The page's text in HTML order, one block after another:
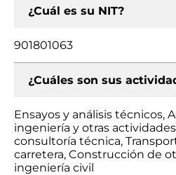
¿Cuál es su NIT?
901801063
¿Cuáles son sus
Ensayos y análisis técnicos,
ingeniería y otras
consultoría técnica,
carretera, Construcción de
ingeniería civil